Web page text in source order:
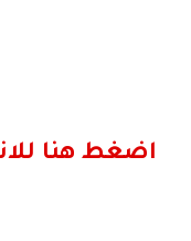
اضغط هنا